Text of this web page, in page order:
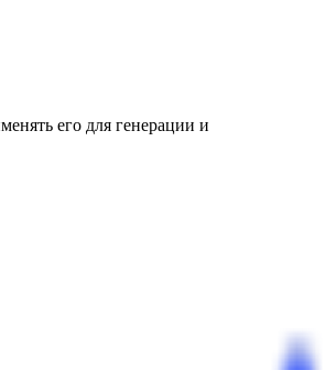
его для генерации и